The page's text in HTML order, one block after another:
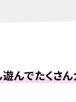
んでたくさ